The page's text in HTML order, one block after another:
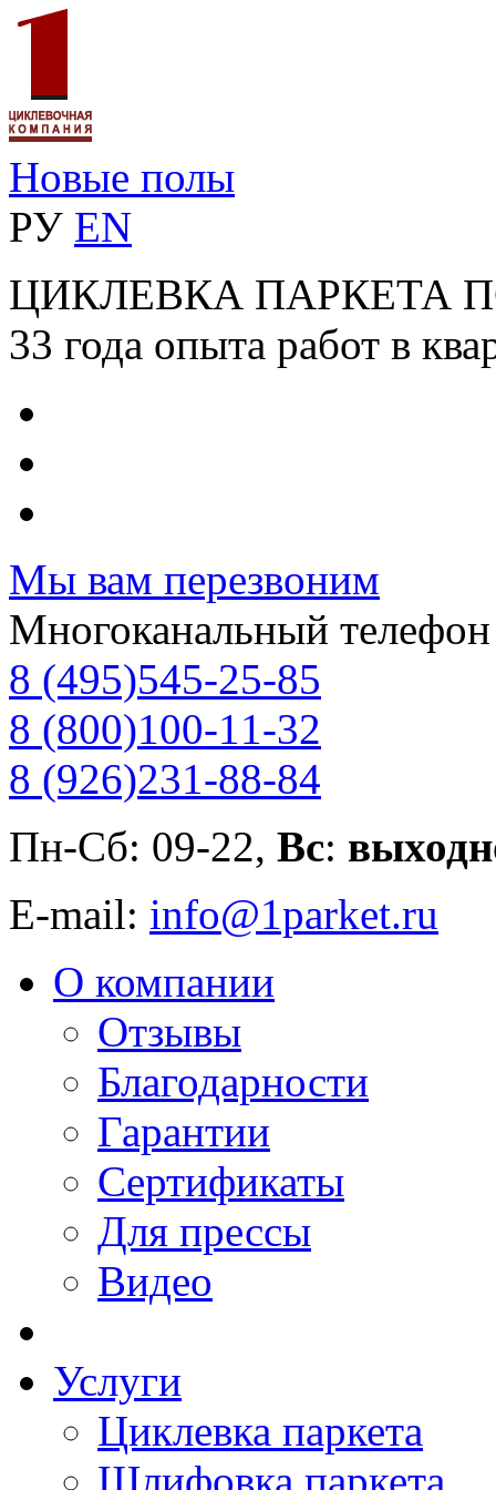
Новые полы
РУ EN
ЦИКЛЕВКА ПАРКЕТА
33 года опыта работ в
Мы вам перезвоним
Многоканальный телефон
8 (495)545-25-85
8 (800)100-11-32
8 (926)231-88-84
Пн-Сб: 09-22, Вс:
E-mail: info@1parket.ru
О компании
Отзывы
Благодарности
Гарантии
Сертификаты
Для прессы
Видео
Услуги
Циклевка паркета